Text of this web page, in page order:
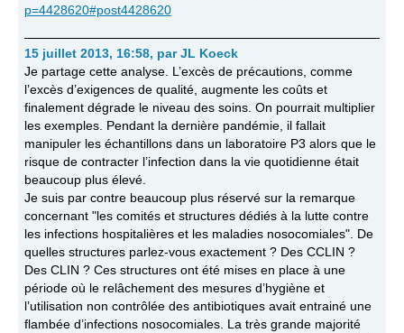
p=4428620#post4428620
15 juillet 2013, 16:58, par JL Koeck
Je partage cette analyse. L’excès de précautions, comme
l’excès d’exigences de qualité, augmente les coûts et
finalement dégrade le niveau des soins. On pourrait multiplier
les exemples. Pendant la dernière pandémie, il fallait
manipuler les échantillons dans un laboratoire P3 alors que le
risque de contracter l’infection dans la vie quotidienne était
beaucoup plus élevé.
Je suis par contre beaucoup plus réservé sur la remarque
concernant "les comités et structures dédiés à la lutte contre
les infections hospitalières et les maladies nosocomiales". De
quelles structures parlez-vous exactement ? Des CCLIN ?
Des CLIN ? Ces structures ont été mises en place à une
période où le relâchement des mesures d’hygiène et
l’utilisation non contrôlée des antibiotiques avait entrainé une
flambée d’infections nosocomiales. La très grande majorité